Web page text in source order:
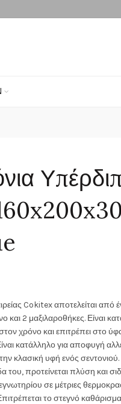
είναι:
Cokitex αποτελείται
και 2 μαξιλαροθήκες. Είναι
στον χρόνο και επιτρέπει στο
κατάλληλο για αποφυγή
κλασική υφή ενός σεντονιού.
του, προτείνεται πλύση και
σε μέτριες
το στεγνό